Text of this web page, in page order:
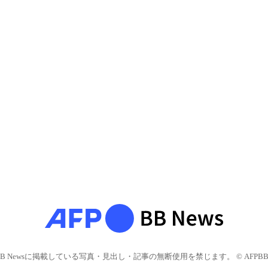
Newsに掲載している写真・見出し・記事の無断使用を禁じます。 © AFPBB